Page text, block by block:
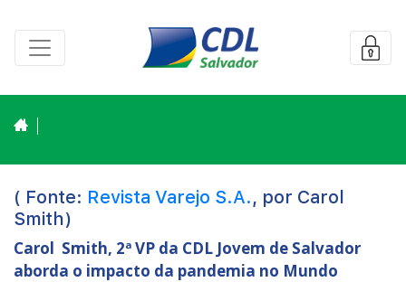
( Fonte: Revista Varejo S.A., por Carol
Smith)
Carol Smith, 2ª VP da CDL Jovem de Salvador
aborda o impacto da pandemia no Mundo